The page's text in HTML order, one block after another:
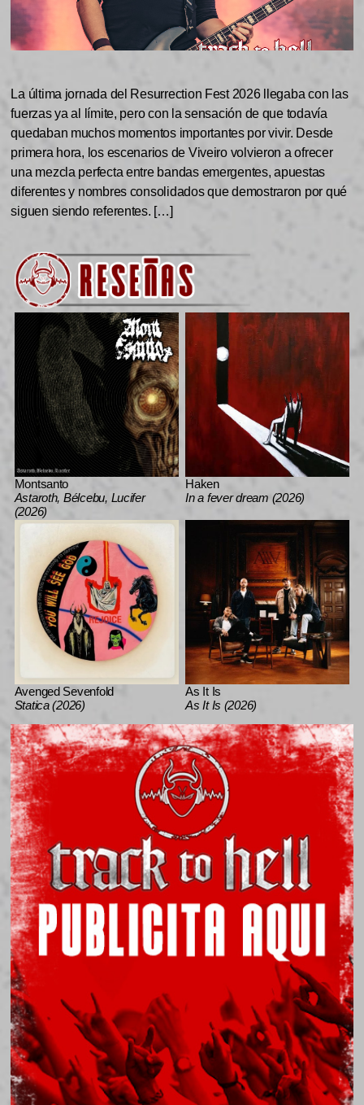
La última jornada del Resurrection Fest 2026 llegaba con las
fuerzas ya al límite, pero con la sensación de que todavía
quedaban muchos momentos importantes por vivir. Desde
primera hora, los escenarios de Viveiro volvieron a ofrecer
una mezcla perfecta entre bandas emergentes, apuestas
diferentes y nombres consolidados que demostraron por qué
siguen siendo referentes. […]
Montsanto
Astaroth, Bélcebu, Lucifer
(2026)
Haken
In a fever dream (2026)
Avenged Sevenfold
Statica (2026)
As It Is
As It Is (2026)